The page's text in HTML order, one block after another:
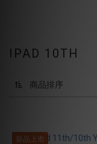
IPAD 10TH
商品排序
新品上市